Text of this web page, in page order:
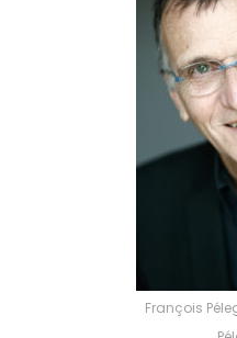
François